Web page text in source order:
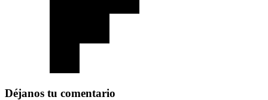
Déjanos tu comentario